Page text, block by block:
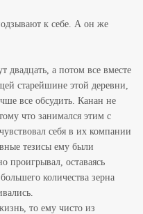
к себе. А он же
двадцать, а потом все вместе
старейшине этой деревни,
все обсудить. Канан не
что занимался этим с
себя в их компании
тезисы ему были
проигрывал, оставаясь
количества зерна
то ему чисто из